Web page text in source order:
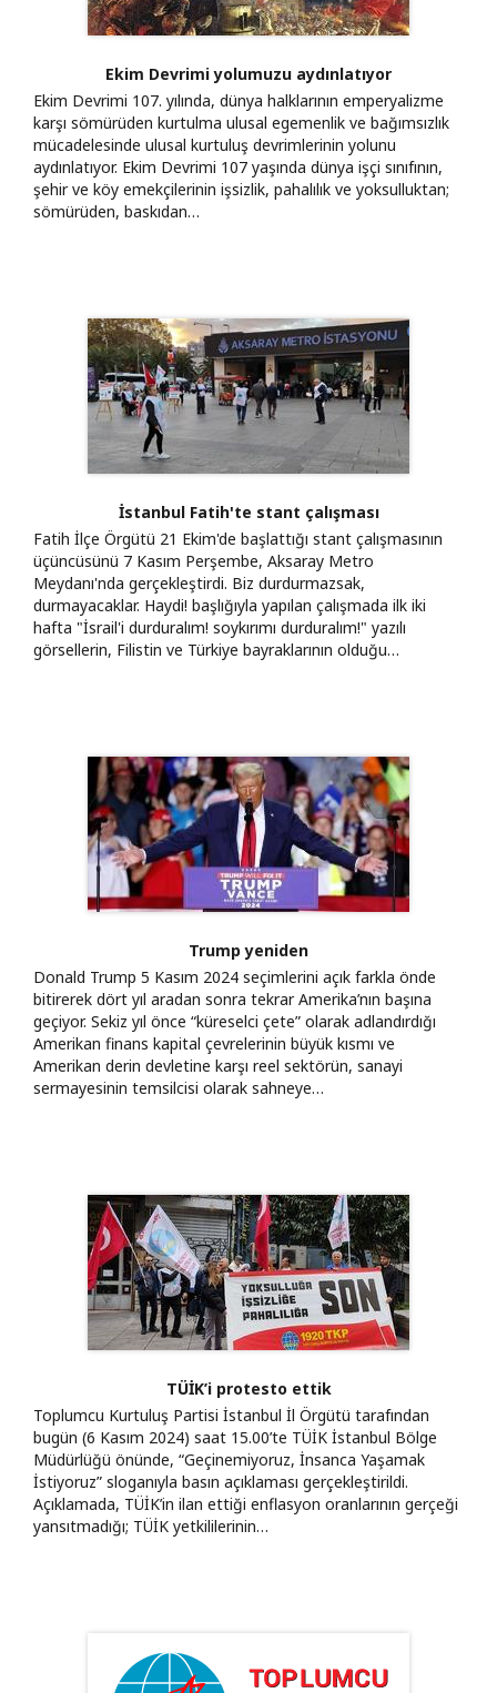
Ekim Devrimi yolumuzu aydınlatıyor
Ekim Devrimi 107. yılında, dünya halklarının emperyalizme
karşı sömürüden kurtulma ulusal egemenlik ve bağımsızlık
mücadelesinde ulusal kurtuluş devrimlerinin yolunu
aydınlatıyor. Ekim Devrimi 107 yaşında dünya işçi sınıfının,
şehir ve köy emekçilerinin işsizlik, pahalılık ve yoksulluktan;
sömürüden, baskıdan…
İstanbul Fatih'te stant çalışması
Fatih İlçe Örgütü 21 Ekim'de başlattığı stant çalışmasının
üçüncüsünü 7 Kasım Perşembe, Aksaray Metro
Meydanı'nda gerçekleştirdi. Biz durdurmazsak,
durmayacaklar. Haydi! başlığıyla yapılan çalışmada ilk iki
hafta "İsrail'i durduralım! soykırımı durduralım!" yazılı
görsellerin, Filistin ve Türkiye bayraklarının olduğu…
Trump yeniden
Donald Trump 5 Kasım 2024 seçimlerini açık farkla önde
bitirerek dört yıl aradan sonra tekrar Amerika’nın başına
geçiyor. Sekiz yıl önce “küreselci çete” olarak adlandırdığı
Amerikan finans kapital çevrelerinin büyük kısmı ve
Amerikan derin devletine karşı reel sektörün, sanayi
sermayesinin temsilcisi olarak sahneye…
TÜİK’i protesto ettik
Toplumcu Kurtuluş Partisi İstanbul İl Örgütü tarafından
bugün (6 Kasım 2024) saat 15.00’te TÜİK İstanbul Bölge
Müdürlüğü önünde, “Geçinemiyoruz, İnsanca Yaşamak
İstiyoruz” sloganıyla basın açıklaması gerçekleştirildi.
Açıklamada, TÜİK’in ilan ettiği enflasyon oranlarının gerçeği
yansıtmadığı; TÜİK yetkililerinin…